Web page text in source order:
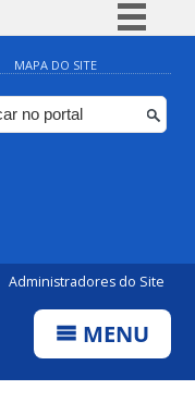
Simplifique!
Comunica BR
Participe
MAPA DO SITE
Administradores do Site
MENU